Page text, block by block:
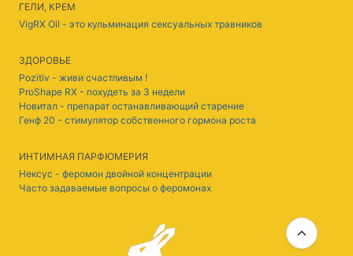
ГЕЛИ, КРЕМ
VigRX Oil - это кульминация сексуальных травников
ЗДОРОВЬЕ
Pozitiv - живи счастливым !
ProShape RX - похудеть за 3 недели
Новитал - препарат останавливающий старение
Генф 20 - стимулятор собственного гормона роста
ИНТИМНАЯ ПАРФЮМЕРИЯ
Нексус - феромон двойной концентрации
Часто задаваемые вопросы о феромонах